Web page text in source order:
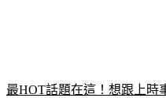
最HOT話題在這！想跟上時